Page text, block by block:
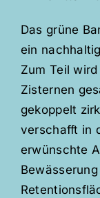
Das grüne
ein
Zum Teil
Zisternen
gekoppelt
verschafft in
erwünschte